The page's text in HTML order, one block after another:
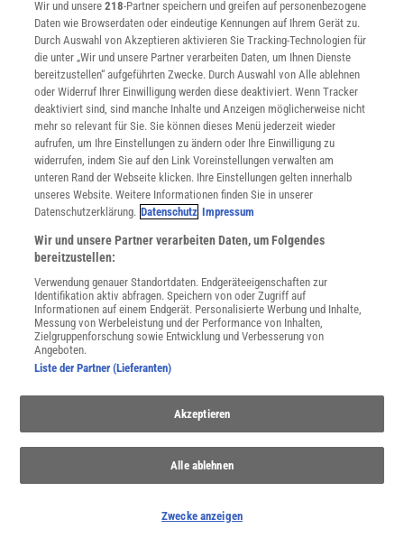
»DER INTELLIGENTE KOSMOS«
Kopfkino vom Allerfeinsten
Wer sich mit Rüdiger Vaas auf die Suche nach anderen
kluge und packende Darstellung des Themas freuen. Eine
Rezension
Wir und unsere218-Partner speichern und greifen auf personenbezogene
Daten wie Browserdaten oder eindeutige Kennungen auf Ihrem Gerät zu.
Durch Auswahl von Akzeptieren aktivieren Sie Tracking-Technologien für
die unter „Wir und unsere Partner verarbeiten Daten, um Ihnen Dienste
bereitzustellen“ aufgeführten Zwecke. Durch Auswahl von Alle ablehnen
oder Widerruf Ihrer Einwilligung werden diese deaktiviert. Wenn Tracker
deaktiviert sind, sind manche Inhalte und Anzeigen möglicherweise nicht
mehr so relevant für Sie. Sie können dieses Menü jederzeit wieder
aufrufen, um Ihre Einstellungen zu ändern oder Ihre Einwilligung zu
widerrufen, indem Sie auf den Link Voreinstellungen verwalten am
unteren Rand der Webseite klicken. Ihre Einstellungen gelten innerhalb
unseres Website. Weitere Informationen finden Sie in unserer
Datenschutzerklärung. Datenschutz Impressum
Wir und unsere Partner verarbeiten Daten, um Folgendes
bereitzustellen:
Verwendung genauer Standortdaten. Endgeräteeigenschaften zur
Identifikation aktiv abfragen. Speichern von oder Zugriff auf
Informationen auf einem Endgerät. Personalisierte Werbung und Inhalte,
Messung von Werbeleistung und der Performance von Inhalten,
Zielgruppenforschung sowie Entwicklung und Verbesserung von
Angeboten.
Liste der Partner (Lieferanten)
Akzeptieren
Alle ablehnen
Zwecke anzeigen